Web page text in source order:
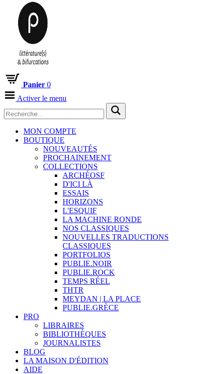
Panier 0
Activer le menu
MON COMPTE
BOUTIQUE
NOUVEAUTÉS
PROCHAINEMENT
COLLECTIONS
ARCHÉOSF
D'ICI LÀ
ESSAIS
HORIZONS
L'ESQUIF
LA MACHINE RONDE
NOS CLASSIQUES
NOUVELLES TRADUCTIONS
CLASSIQUES
PORTFOLIOS
PUBLIE.NOIR
PUBLIE.ROCK
TEMPS RÉEL
THTR
MEYDAN | LA PLACE
PUBLIE.GRÈCE
PRO
LIBRAIRES
BIBLIOTHÈQUES
JOURNALISTES
BLOG
LA MAISON D'ÉDITION
AIDE